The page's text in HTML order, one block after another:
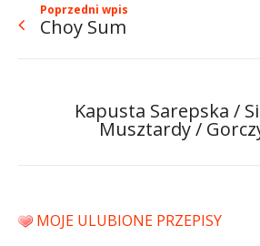
Poprzedni wpis
Choy Sum
Kapusta Sarepska /
Musztardy /
MOJE ULUBIONE PRZEPISY